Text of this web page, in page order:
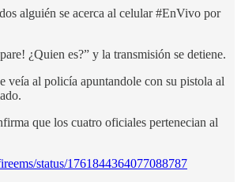
alguién se acerca al celular #EnVivo por
¿Quien es?” y la transmisión se detiene.
veía al policía apuntandole con su pistola al
que los cuatro oficiales pertenecian al
status/1761844364077088787